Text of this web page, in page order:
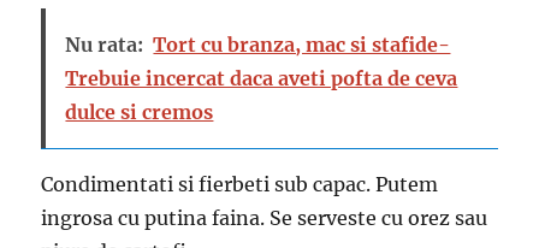
Nu rata: Tort cu branza, mac si stafide-
Trebuie incercat daca aveti pofta de ceva
dulce si cremos
Condimentati si fierbeti sub capac. Putem
ingrosa cu putina faina. Se serveste cu orez sau